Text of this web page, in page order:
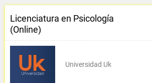
Licenciatura en Psicología
(Online)
Universidad Uk